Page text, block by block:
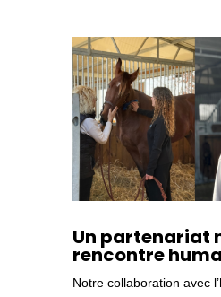
Un partenariat
rencontre
Notre collaboration avec